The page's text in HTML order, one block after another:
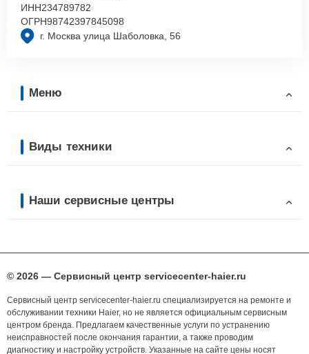
г. Москва улица Шаболовка, 56
ИНН234789782
ОГРН98742397845098
Меню
Виды техники
Наши сервисные центры
© 2026 — Сервисный центр servicecenter-haier.ru
Сервисный центр servicecenter-haier.ru специализируется на ремонте и
обслуживании техники Haier, но не является официальным сервисным
центром бренда. Предлагаем качественные услуги по устранению
неисправностей после окончания гарантии, а также проводим
диагностику и настройку устройств. Указанные на сайте цены носят